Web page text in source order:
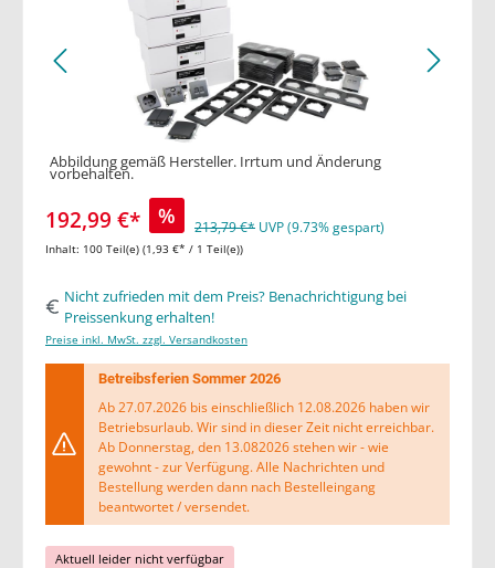
Abbildung gemäß Hersteller. Irrtum und Änderung
vorbehalten.
192,99 €* % 213,79 €* UVP (9.73% gespart)
Inhalt: 100 Teil(e) (1,93 €* / 1 Teil(e))
Nicht zufrieden mit dem Preis? Benachrichtigung bei
Preissenkung erhalten!
Preise inkl. MwSt. zzgl. Versandkosten
Betreibsferien Sommer 2026
Ab 27.07.2026 bis einschließlich 12.08.2026 haben wir
Betriebsurlaub. Wir sind in dieser Zeit nicht erreichbar.
Ab Donnerstag, den 13.082026 stehen wir - wie
gewohnt - zur Verfügung. Alle Nachrichten und
Bestellung werden dann nach Bestelleingang
beantwortet / versendet.
Aktuell leider nicht verfügbar